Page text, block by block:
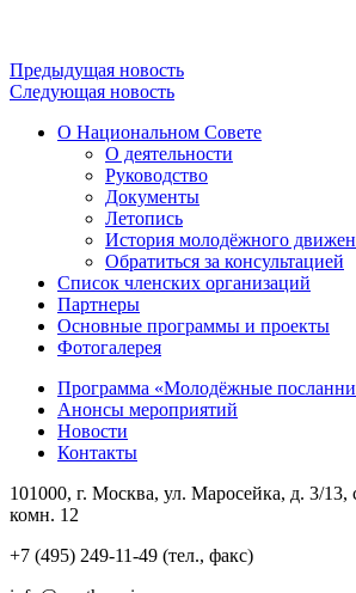
Предыдущая новость
Следующая новость
О Национальном Совете
О деятельности
Руководство
Документы
Летопись
История молодёжного
Обратиться за консультацией
Список членских организаций
Партнеры
Основные программы и проекты
Фотогалерея
Программа «Молодёжные
Анонсы мероприятий
Новости
Контакты
101000, г. Москва, ул. Маросейка, д. 3/13,
комн. 12
+7 (495) 249-11-49 (тел., факс)